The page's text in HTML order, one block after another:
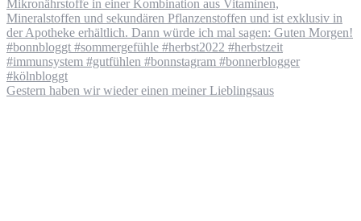
Gestern haben wir wieder einen meiner Lieblingsaus